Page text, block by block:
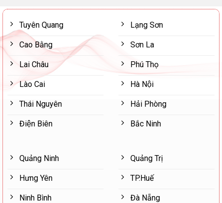
Tuyên Quang
Cao Bằng
Lai Châu
Lào Cai
Thái Nguyên
Điện Biên
Lạng Sơn
Sơn La
Phú Thọ
Hà Nội
Hải Phòng
Bắc Ninh
Quảng Ninh
Hưng Yên
Ninh Bình
Quảng Trị
TP.Huế
Đà Nẵng